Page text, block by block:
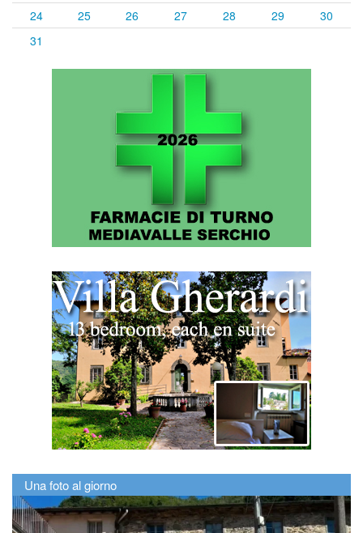
24
25 26 27 28 29
30
31
Una foto al giorno